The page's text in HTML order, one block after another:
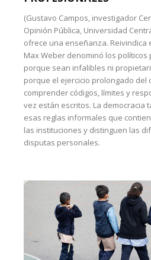
(Gustavo Campos, investigador
Opinión Pública, Universidad
ofrece una enseñanza. Reivindica
Max Weber denominó los políticos
porque sean infalibles ni
porque el ejercicio prolongado del
comprender códigos, límites y
vez están escritos. La democracia
esas reglas informales que
las instituciones y distinguen las
disputas personales.